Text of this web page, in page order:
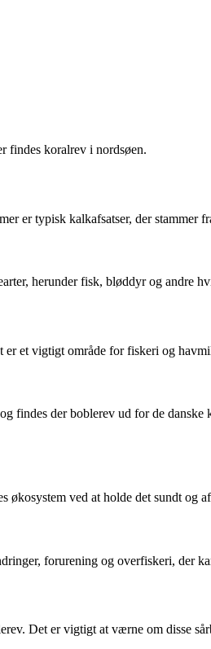
findes koralrev i nordsøen.
er typisk kalkafsatser, der stammer
herunder fisk, bløddyr og andre
et vigtigt område for fiskeri og
der boblerev ud for de
ved at holde det sundt og
forurening og overfiskeri, der
Det er vigtigt at værne om disse